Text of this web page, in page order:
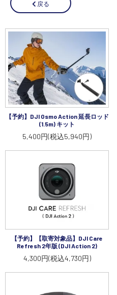
業務用ドローン・業務関連製
水中ドローン(ROV)・水中スク
RC・ロボット部品
講習会･国家資格･WEBセミナー
コーポレ
戻る
【予約】DJI Osmo Action 延長ロッド
(1.5m) キット
5,400円(税込5,940円)
【予約】【取寄対象品】DJI Care
Refresh 2年版 (DJI Action 2)
4,300円(税込4,730円)